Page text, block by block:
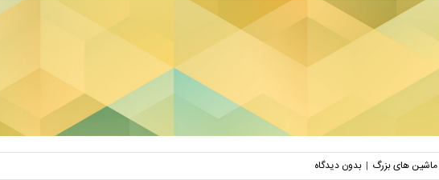
ماشین های بزرگ | بدون دیدگاه